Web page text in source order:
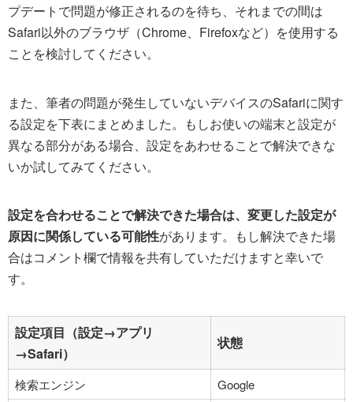
プデートで問題が修正されるのを待ち、それまでの間は
Safari以外のブラウザ（Chrome、Firefoxなど）を使用する
ことを検討してください。
また、筆者の問題が発生していないデバイスのSafariに関す
る設定を下表にまとめました。もしお使いの端末と設定が
異なる部分がある場合、設定をあわせることで解決できな
いか試してみてください。
設定を合わせることで解決できた場合は、変更した設定が
原因に関係している可能性があります。もし解決できた場
合はコメント欄で情報を共有していただけますと幸いで
す。
設定項目（設定→アプリ
→Safari）
状態
検索エンジン
Google